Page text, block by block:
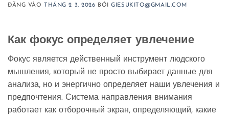
ĐĂNG VÀO THÁNG 2 3, 2026 BỞIGIESUKITO@GMAIL.COM
Как фокус определяет увлечение
Фокус является действенный инструмент людского
мышления, который не просто выбирает данные для
анализа, но и энергично определяет наши увлечения и
предпочтения. Система направления внимания
работает как отборочный экран, определяющий, какие